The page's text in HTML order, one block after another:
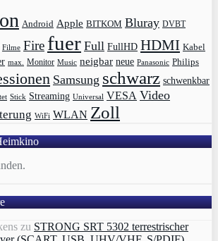
Android Apple BITKOM Bluray DVBT
Filme Fire fuer Full FullHD HDMI Kabel
max. Monitor Music neigbar neue Panasonic Philips
Samsung schwarz schwenkbar
Stick Streaming Universal VESA Video
WiFi WLAN Zoll
zu STRONG SRT 5302 terrestrischer